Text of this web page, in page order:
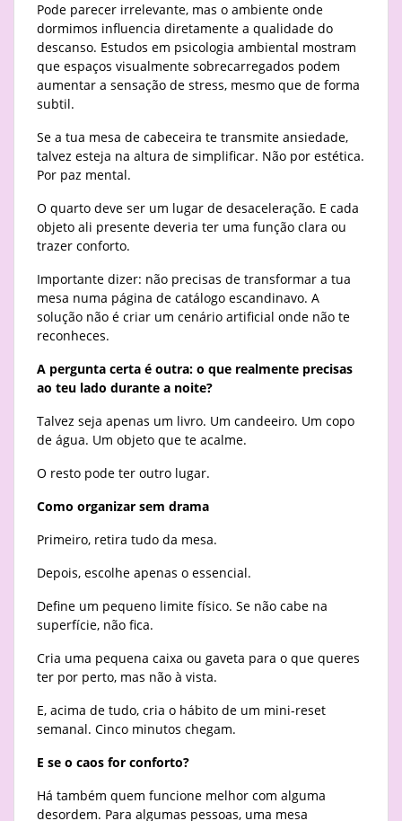
Pode parecer irrelevante, mas o ambiente onde
dormimos influencia diretamente a qualidade do
descanso. Estudos em psicologia ambiental mostram
que espaços visualmente sobrecarregados podem
aumentar a sensação de stress, mesmo que de forma
subtil.
Se a tua mesa de cabeceira te transmite ansiedade,
talvez esteja na altura de simplificar. Não por estética.
Por paz mental.
O quarto deve ser um lugar de desaceleração. E cada
objeto ali presente deveria ter uma função clara ou
trazer conforto.
Importante dizer: não precisas de transformar a tua
mesa numa página de catálogo escandinavo. A
solução não é criar um cenário artificial onde não te
reconheces.
A pergunta certa é outra: o que realmente precisas
ao teu lado durante a noite?
Talvez seja apenas um livro. Um candeeiro. Um copo
de água. Um objeto que te acalme.
O resto pode ter outro lugar.
Como organizar sem drama
Primeiro, retira tudo da mesa.
Depois, escolhe apenas o essencial.
Define um pequeno limite físico. Se não cabe na
superfície, não fica.
Cria uma pequena caixa ou gaveta para o que queres
ter por perto, mas não à vista.
E, acima de tudo, cria o hábito de um mini-reset
semanal. Cinco minutos chegam.
E se o caos for conforto?
Há também quem funcione melhor com alguma
desordem. Para algumas pessoas, uma mesa